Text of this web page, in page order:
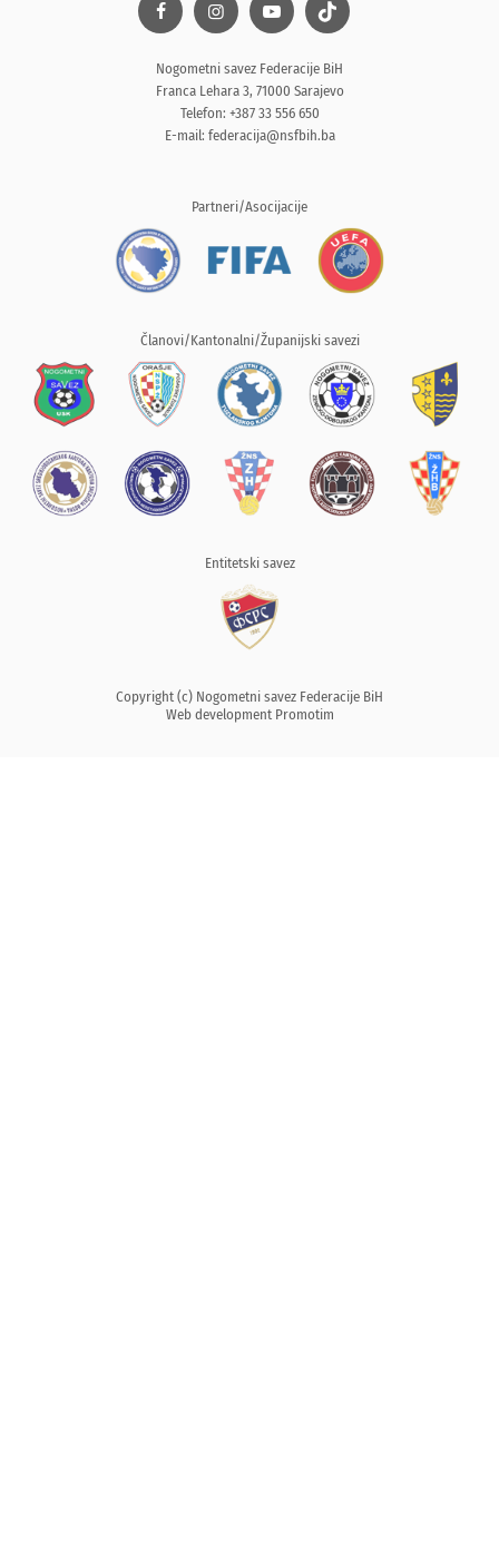
Nogometni savez Federacije BiH
Franca Lehara 3, 71000 Sarajevo
Telefon: +387 33 556 650
E-mail: federacija@nsfbih.ba
Partneri/Asocijacije
Članovi/Kantonalni/Županijski savezi
Entitetski savez
Copyright (c) Nogometni savez Federacije BiH
Web development Promotim